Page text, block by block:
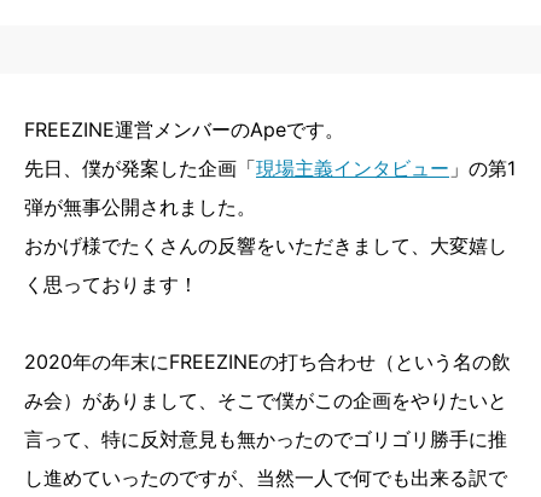
FREEZINE運営メンバーのApeです。
先日、僕が発案した企画「現場主義インタビュー 」の第1
弾が無事公開されました。
おかげ様でたくさんの反響をいただきまして、大変嬉し
く思っております！
2020年の年末にFREEZINEの打ち合わせ（という名の飲
み会）がありまして、そこで僕がこの企画をやりたいと
言って、特に反対意見も無かったのでゴリゴリ勝手に推
し進めていったのですが、当然一人で何でも出来る訳で